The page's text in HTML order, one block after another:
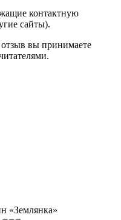
контактную
сайты).
вы принимаете
«Землянка»